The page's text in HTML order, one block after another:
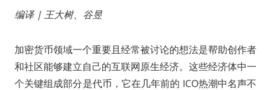
编译 | 王大树、谷昱
加密货币领域一个重要且经常被讨论的想法是帮助创作者
和社区能够建立自己的互联网原生经济。这些经济体中一
个关键组成部分是代币，它在几年前的 ICO热潮中名声不